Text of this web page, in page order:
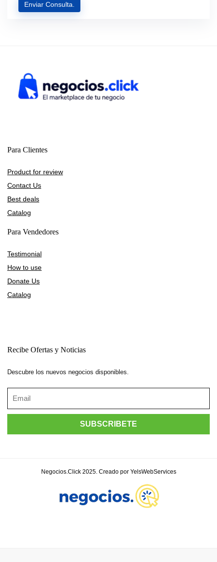
Para Clientes
Product for review
Contact Us
Best deals
Catalog
Para Vendedores
Testimonial
How to use
Donate Us
Catalog
Recibe Ofertas y Noticias
Descubre los nuevos negocios disponibles.
Negocios.Click 2025. Creado por YelsWebServices